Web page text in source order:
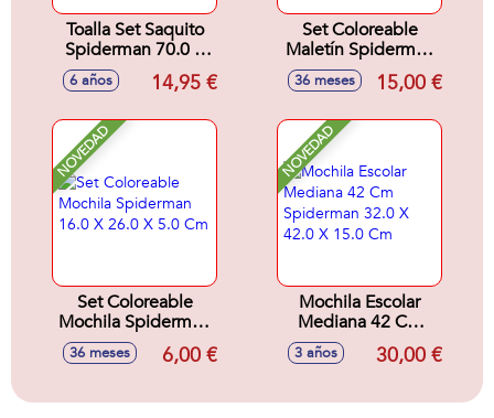
Toalla Set Saquito
Spiderman 70.0 X
140.0 X 1.0 Cm
6 años 14,95 €
Set Coloreable
Maletín Spiderman
31.0 X 28.0 X 4.0
Cm
36 meses 15,00 €
NOVEDAD
Set Coloreable
Mochila Spiderman
16.0 X 26.0 X 5.0
Cm
36 meses 6,00 €
NOVEDAD
Mochila Escolar
Mediana 42 Cm
Spiderman 32.0 X
42.0 X 15.0 Cm
3 años 30,00 €